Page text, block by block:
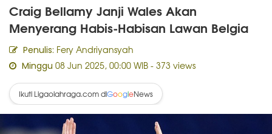
Craig Bellamy Janji Wales Akan
Menyerang Habis-Habisan Lawan Belgia
Penulis: Fery Andriyansyah
Minggu 08 Jun 2025, 00:00 WIB - 373 views
Ikuti Ligaolahraga.com diGoogleNews